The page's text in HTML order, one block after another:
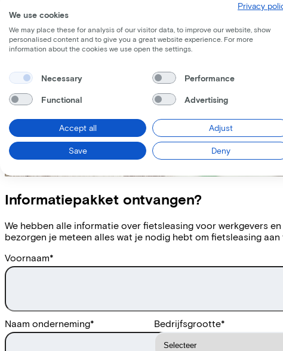
Informatiepakket ontvangen?
We hebben alle informatie over fietsleasing voor werkgevers
bezorgen je meteen alles wat je nodig hebt om fietsleasing
Voornaam*
Naam onderneming* Bedrijfsgrootte*
Privacy
We use cookies
We may place these for analysis of our visitor data, to improve our website, show
personalised content and to give you a great website experience. For more
information about the cookies we use open the settings.
Necessary Performance
Functional Advertising
Accept all Adjust
Save Deny